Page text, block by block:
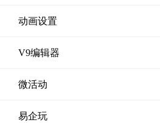
动画设置
V9编辑器
微活动
易企玩